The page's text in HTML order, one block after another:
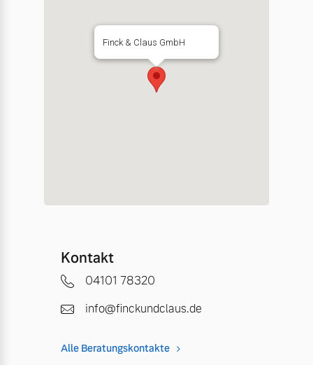
Finck & Claus GmbH
Kontakt
04101 78320
info@finckundclaus.de
Alle Beratungskontakte